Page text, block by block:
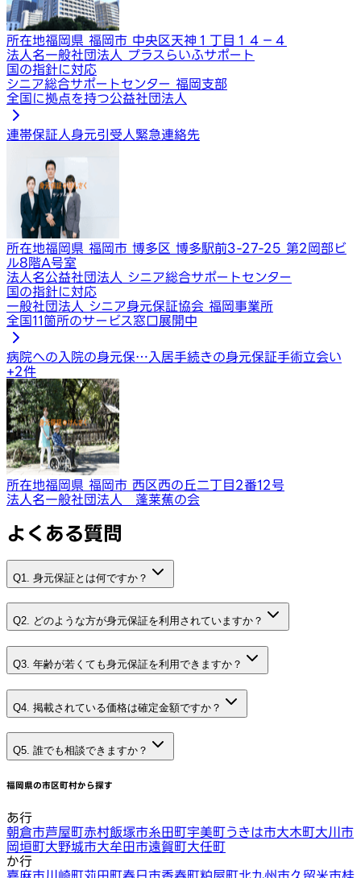
所在地福岡県 福岡市 中央区天神１丁目１４−４
法人名一般社団法人 プラスらいふサポート
国の指針に対応
シニア総合サポートセンター 福岡支部
全国に拠点を持つ公益社団法人
連帯保証人身元引受人緊急連絡先
所在地福岡県 福岡市 博多区 博多駅前3-27-25 第2岡部ビ
ル8階A号室
法人名公益社団法人 シニア総合サポートセンター
国の指針に対応
一般社団法人 シニア身元保証協会 福岡事業所
全国11箇所のサービス窓口展開中
病院への入院の身元保… 入居手続きの身元保証手術立会い
+2件
所在地福岡県 福岡市 西区西の丘二丁目2番12号
法人名一般社団法人 蓬莱蕉の会
よくある質問
Q1. 身元保証とは何ですか？
Q2. どのような方が身元保証を利用されていますか？
Q3. 年齢が若くても身元保証を利用できますか？
Q4. 掲載されている価格は確定金額ですか？
Q5. 誰でも相談できますか？
福岡県の市区町村から探す
あ行
朝倉市芦屋町赤村飯塚市糸田町宇美町うきは市大木町大川市
岡垣町大野城市大牟田市遠賀町大任町
か行